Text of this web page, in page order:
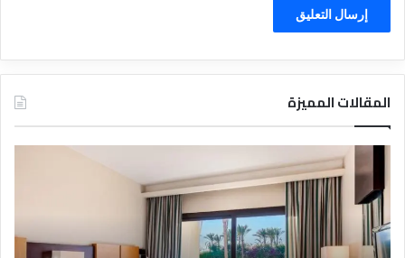
المقالات المميزة
ا
ل